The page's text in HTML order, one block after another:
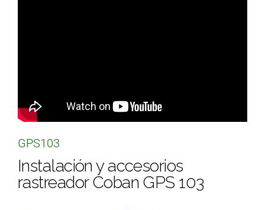
GPS103
Instalación y accesorios
rastreador Coban GPS 103